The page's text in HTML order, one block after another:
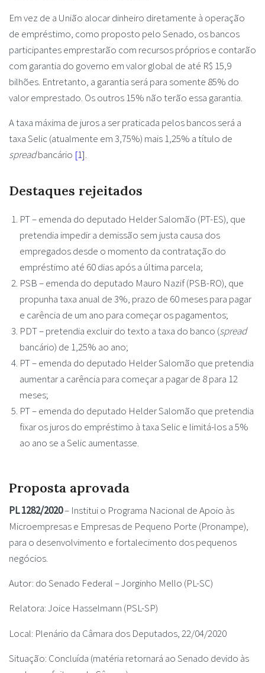
Em vez de a União alocar dinheiro diretamente à operação
de empréstimo, como proposto pelo Senado, os bancos
participantes emprestarão com recursos próprios e contarão
com garantia do governo em valor global de até R$ 15,9
bilhões. Entretanto, a garantia será para somente 85% do
valor emprestado. Os outros 15% não terão essa garantia.
A taxa máxima de juros a ser praticada pelos bancos será a
taxa Selic (atualmente em 3,75%) mais 1,25% a título de
spreadbancário [1].
Destaques rejeitados
PT – emenda do deputado Helder Salomão (PT-ES), que
pretendia impedir a demissão sem justa causa dos
empregados desde o momento da contratação do
empréstimo até 60 dias após a última parcela;
PSB – emenda do deputado Mauro Nazif (PSB-RO), que
propunha taxa anual de 3%, prazo de 60 meses para pagar
e carência de um ano para começar os pagamentos;
PDT – pretendia excluir do texto a taxa do banco (spread
bancário) de 1,25% ao ano;
PT – emenda do deputado Helder Salomão que pretendia
aumentar a carência para começar a pagar de 8 para 12
meses;
PT – emenda do deputado Helder Salomão que pretendia
fixar os juros do empréstimo à taxa Selic e limitá-los a 5%
ao ano se a Selic aumentasse.
Proposta aprovada
PL 1282/2020– Institui o Programa Nacional de Apoio às
Microempresas e Empresas de Pequeno Porte (Pronampe),
para o desenvolvimento e fortalecimento dos pequenos
negócios.
Autor: do Senado Federal – Jorginho Mello (PL-SC)
Relatora: Joice Hasselmann (PSL-SP)
Local: Plenário da Câmara dos Deputados, 22/04/2020
Situação: Concluída (matéria retornará ao Senado devido às